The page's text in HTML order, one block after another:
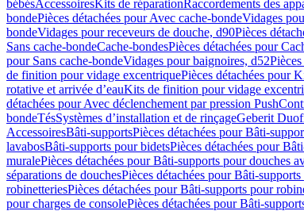
bébésAccessoiresKits de réparationRaccordements des
bondePièces détachées pour Avec cache-bondeVidages
bondeVidages pour receveurs de douche, d90Pièces
Sans cache-bondeCache-bondesPièces détachées pour
pour Sans cache-bondeVidages pour baignoires, d52
de finition pour vidage excentriquePièces détachées pour
rotative et arrivée d’eauKits de finition pour vidage
détachées pour Avec déclenchement par pression
bondeTésSystèmes d’installation et de rinçageGeberit
AccessoiresBâti-supportsPièces détachées pour Bâti-
lavabosBâti-supports pour bidetsPièces détachées pour
muralePièces détachées pour Bâti-supports pour douches
séparations de douchesPièces détachées pour Bâti-
robinetteriesPièces détachées pour Bâti-supports pour
pour charges de consolePièces détachées pour Bâti-